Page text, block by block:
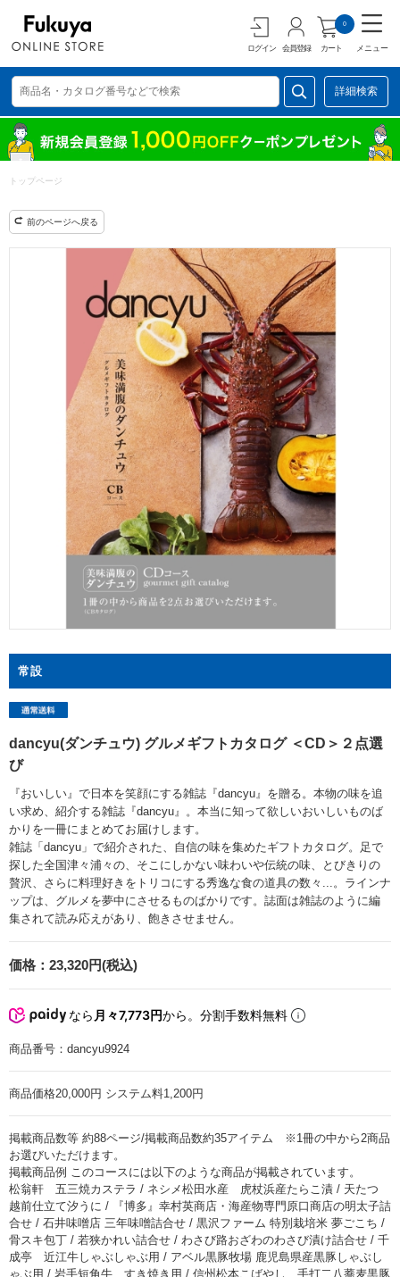
ログイン 会員登録 カート
0
メニュー
詳細検索
トップページ
前のページへ戻る
常設
dancyu(ダンチュウ) グルメギフトカタログ ＜CD＞２点選
び
『おいしい』で日本を笑顔にする雑誌『dancyu』を贈る。本物の味を追
い求め、紹介する雑誌『dancyu』。本当に知って欲しいおいしいものば
かりを一冊にまとめてお届けします。
雑誌「dancyu」で紹介された、自信の味を集めたギフトカタログ。足で
探した全国津々浦々の、そこにしかない味わいや伝統の味、とびきりの
贅沢、さらに料理好きをトリコにする秀逸な食の道具の数々...。ラインナ
ップは、グルメを夢中にさせるものばかりです。誌面は雑誌のように編
集されて読み応えがあり、飽きさせません。
価格： 23,320円(税込)
なら 月々7,773円から。分割手数料無料
商品番号： dancyu9924
商品価格20,000円 システム料1,200円
掲載商品数等 約88ページ/掲載商品数約35アイテム ※1冊の中から2商品
お選びいただけます。
掲載商品例 このコースには以下のような商品が掲載されています。
松翁軒 五三焼カステラ / ネシメ松田水産 虎杖浜産たらこ漬 / 天たつ
越前仕立て汐うに / 『博多』幸村英商店・海産物専門原口商店の明太子詰
合せ / 石井味噌店 三年味噌詰合せ / 黒沢ファーム 特別栽培米 夢ごこち /
骨スキ包丁 / 若狭かれい詰合せ / わさび路おざわのわさび漬け詰合せ / 千
成亭 近江牛しゃぶしゃぶ用 / アベル黒豚牧場 鹿児島県産黒豚しゃぶし
ゃぶ用 / 岩手短角牛 すき焼き用 / 信州松本こばやし 手打二八蕎麦黒豚